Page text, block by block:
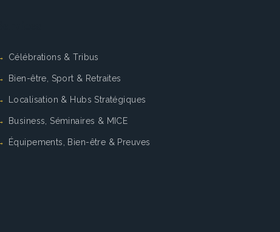
Grand-LeezLa Bruyère
Célébrations & Tribus
Bien-être, Sport & Retraites
Localisation & Hubs Stratégiques
Business, Séminaires & MICE
Équipements, Bien-être & Preuves